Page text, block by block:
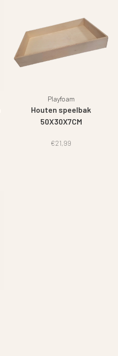
Playfoam
Houten speelbak
50X30X7CM
€21,99